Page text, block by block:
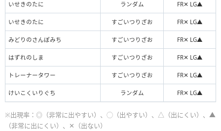
いせきのたに ランダム FR✕ LG▲
いせきのたに すごいつりざお FR✕ LG▲
みどりのさんぽみち すごいつりざお FR✕ LG▲
はずれのしま すごいつりざお FR✕ LG▲
トレーナータワー すごいつりざお FR✕ LG▲
けいこくいりぐち ランダム FR✕ LG▲
※出現率：◎（非常に出やすい）、◯（出やすい）、△（出にくい）、▲
（非常に出にくい）、✕（出ない）